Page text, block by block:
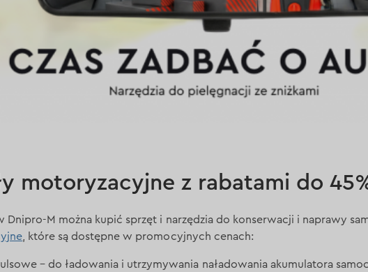
motoryzacyjne z rabatami do
Dnipro-M można kupić sprzęt i narzędzia do konserwacji i naprawy
, które są dostępne w promocyjnych cenach:
– do ładowania i utrzymywania naładowania akumulatora